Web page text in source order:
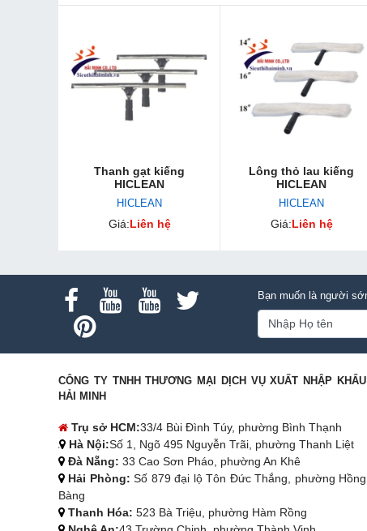
Thanh gạt kiếng
HICLEAN
HICLEAN
Giá:Liên hệ
Lông thỏ lau kiếng
HICLEAN
HICLEAN
Giá:Liên hệ
Bạn muốn là người
CÔNG TY TNHH THƯƠNG MẠI DỊCH VỤ XUẤT NHẬP KHẨU
HẢI MINH
Trụ sở HCM:33/4 Bùi Đình Túy, phường Bình Thạnh
Hà Nội:Số 1, Ngõ 495 Nguyễn Trãi, phường Thanh Liệt
Đà Nẵng: 33 Cao Sơn Pháo, phường An Khê
Hải Phòng: Số 879 đại lộ Tôn Đức Thắng, phường Hồng
Bàng
Thanh Hóa: 523 Bà Triệu, phường Hàm Rồng